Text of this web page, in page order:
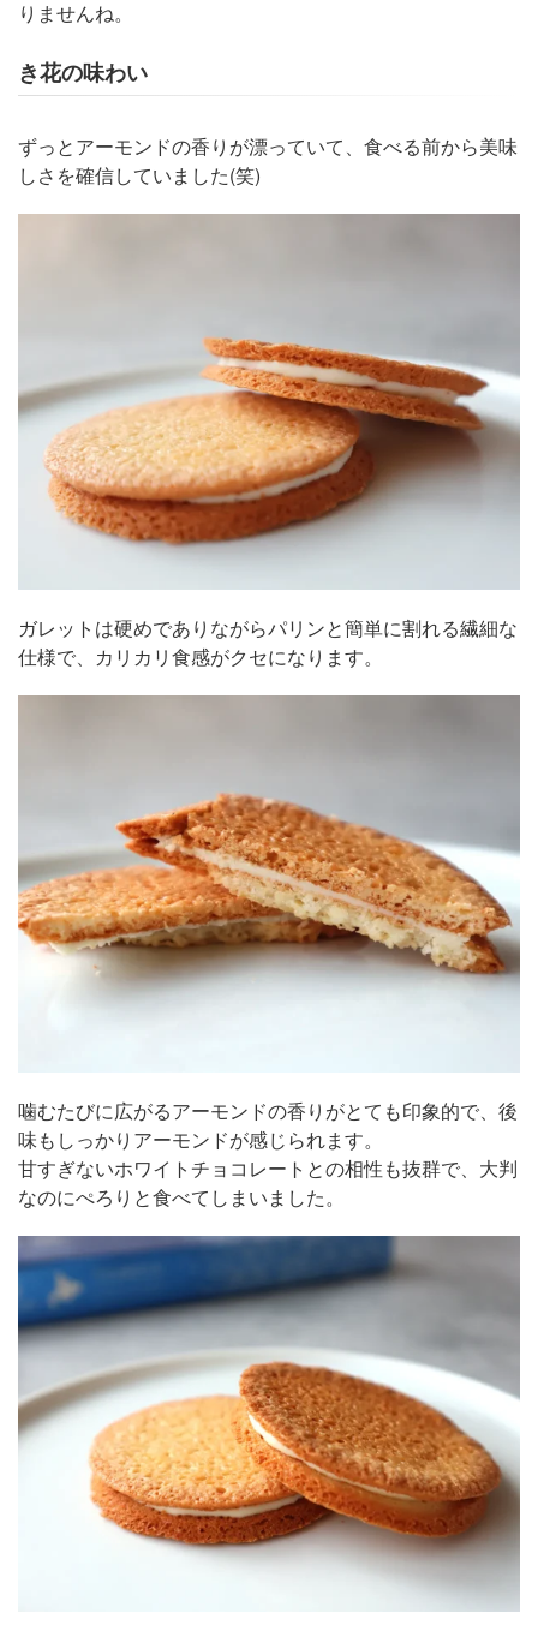
りませんね。
き花の味わい
ずっとアーモンドの香りが漂っていて、食べる前から美味
しさを確信していました(笑)
ガレットは硬めでありながらパリンと簡単に割れる繊細な
仕様で、カリカリ食感がクセになります。
噛むたびに広がるアーモンドの香りがとても印象的で、後
味もしっかりアーモンドが感じられます。
甘すぎないホワイトチョコレートとの相性も抜群で、大判
なのにぺろりと食べてしまいました。